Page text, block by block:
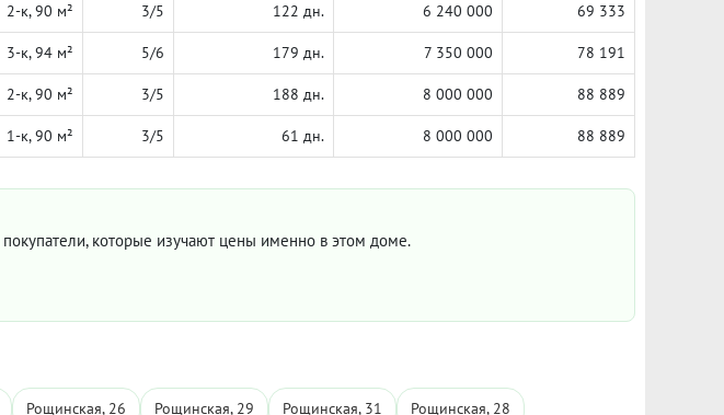
2-к, 90 м² 3/5 122 дн. 6 240 000 69 333
3-к, 94 м² 5/6 179 дн. 7 350 000 78 191
2-к, 90 м² 3/5 188 дн. 8 000 000 88 889
1-к, 90 м² 3/5 61 дн. 8 000 000 88 889
которые изучают цены именно в этом доме.
Рощинская, 26 Рощинская, 29 Рощинская, 31 Рощинская, 28